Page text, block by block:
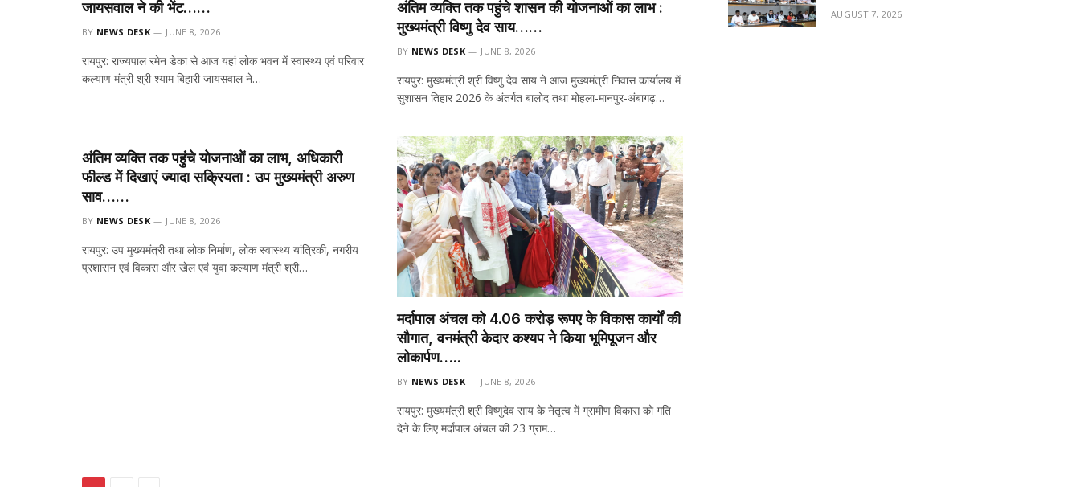
जायसवाल ने की भेंट……
BY NEWS DESK JUNE 8, 2026
रायपुर: राज्यपाल रमेन डेका से आज यहां लोक भवन में स्वास्थ्य एवं परिवार
कल्याण मंत्री श्री श्याम बिहारी जायसवाल ने…
अंतिम व्यक्ति तक पहुंचे शासन की योजनाओं का लाभ :
मुख्यमंत्री विष्णु देव साय……
BY NEWS DESK JUNE 8, 2026
रायपुर: मुख्यमंत्री श्री विष्णु देव साय ने आज मुख्यमंत्री निवास कार्यालय में
सुशासन तिहार 2026 के अंतर्गत बालोद तथा मोहला-मानपुर-अंबागढ़…
अंतिम व्यक्ति तक पहुंचे योजनाओं का लाभ, अधिकारी
फील्ड में दिखाएं ज्यादा सक्रियता : उप मुख्यमंत्री अरुण
साव……
BY NEWS DESK JUNE 8, 2026
रायपुर: उप मुख्यमंत्री तथा लोक निर्माण, लोक स्वास्थ्य यांत्रिकी, नगरीय
प्रशासन एवं विकास और खेल एवं युवा कल्याण मंत्री श्री…
मर्दापाल अंचल को 4.06 करोड़ रूपए के विकास कार्यों की
सौगात, वनमंत्री केदार कश्यप ने किया भूमिपूजन और
लोकार्पण…..
BY NEWS DESK JUNE 8, 2026
रायपुर: मुख्यमंत्री श्री विष्णुदेव साय के नेतृत्व में ग्रामीण विकास को गति
देने के लिए मर्दापाल अंचल की 23 ग्राम…
AUGUST 7, 2026